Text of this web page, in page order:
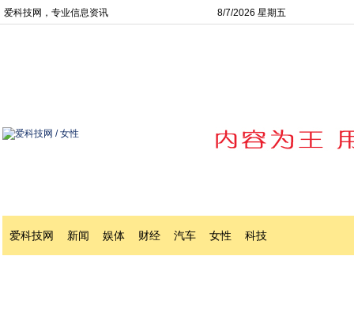
爱科技网，专业信息资讯 8/7/2026 星期五
爱科技网 新闻 娱体 财经 汽车 女性 科技